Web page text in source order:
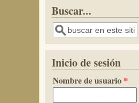
Buscar...
Buscar
Inicio de sesión
Nombre de usuario *